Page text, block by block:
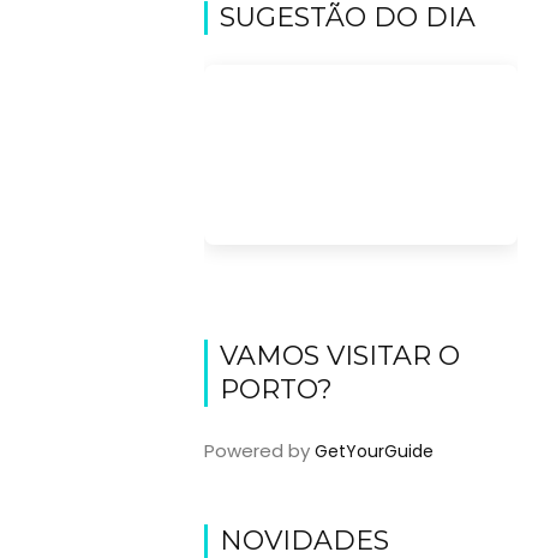
SUGESTÃO DO DIA
VAMOS VISITAR O
PORTO?
Powered by GetYourGuide
NOVIDADES